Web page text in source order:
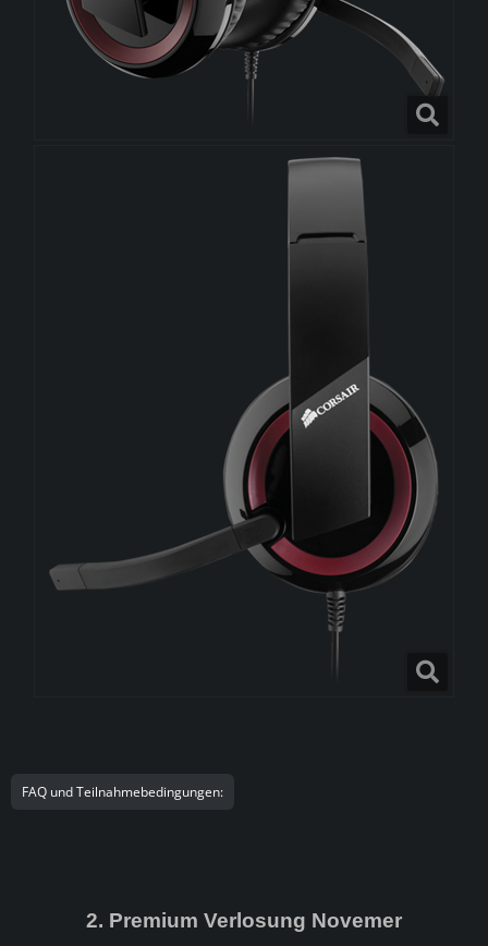
FAQ und Teilnahmebedingungen:
2. Premium Verlosung Novemer